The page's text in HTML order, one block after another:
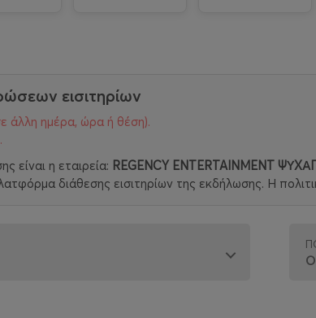
εισιτηρίων
άλλη ημέρα, ώρα ή θέση).
είναι η εταιρεία: REGENCY ENTERTAINMENT
διάθεσης εισιτηρίων της εκδήλωσης. Η